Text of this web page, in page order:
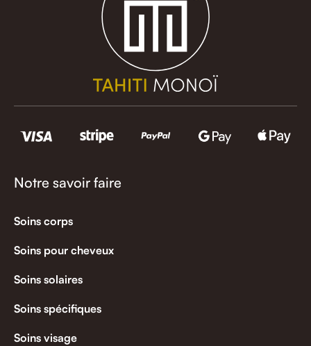
Notre savoir faire
Soins corps
Soins pour cheveux
Soins solaires
Soins spécifiques
Soins visage